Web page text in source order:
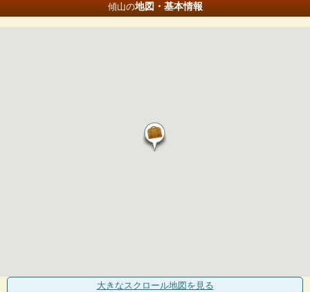
傾山の地図・基本情報
大きなスクロール地図 を見る